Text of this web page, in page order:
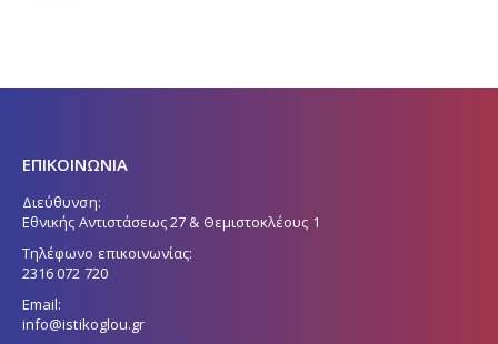
ΕΠΙΚΟΙΝΩΝΙΑ
Διεύθυνση:
Εθνικής Αντιστάσεως 27 & Θεμιστοκλέους 1
Τηλέφωνο επικοινωνίας:
2316 072 720
Email:
info@istikoglou.gr